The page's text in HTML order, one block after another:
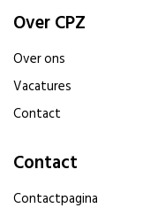
Over CPZ
Over ons
Vacatures
Contact
Contact
Contactpagina